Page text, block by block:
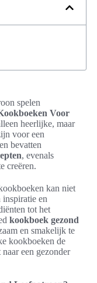
spelen
Voor
heerlijke, maar
voor een
bevatten
, evenals
creëren.
kan niet
en
tot het
kookboek gezond
en smakelijk te
kookboeken de
een gezonder